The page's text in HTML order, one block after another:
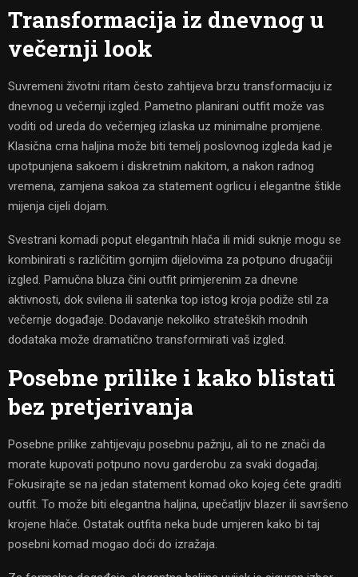
Transformacija iz dnevnog u
večernji look
Suvremeni životni ritam često zahtijeva brzu transformaciju iz
dnevnog u večernji izgled. Pametno planirani outfit može vas
voditi od ureda do večernjeg izlaska uz minimalne promjene.
Klasična crna haljina može biti temelj poslovnog izgleda kad je
upotpunjena sakoem i diskretnim nakitom, a nakon radnog
vremena, zamjena sakoa za statement ogrlicu i elegantne štikle
mijenja cijeli dojam.
Svestrani komadi poput elegantnih hlača ili midi suknje mogu se
kombinirati s različitim gornjim dijelovima za potpuno drugačiji
izgled. Pamučna bluza čini outfit primjerenim za dnevne
aktivnosti, dok svilena ili satenka top istog kroja podiže stil za
večernje događaje. Dodavanje nekoliko strateških modnih
dodataka može dramatično transformirati vaš izgled.
Posebne prilike i kako blistati
bez pretjerivanja
Posebne prilike zahtijevaju posebnu pažnju, ali to ne znači da
morate kupovati potpuno novu garderobu za svaki događaj.
Fokusirajte se na jedan statement komad oko kojeg ćete graditi
outfit. To može biti elegantna haljina, upečatljiv blazer ili savršeno
krojene hlače. Ostatak outfita neka bude umjeren kako bi taj
posebni komad mogao doći do izražaja.